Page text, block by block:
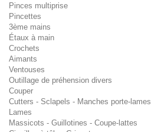
Pinces multiprise
Pincettes
3ème mains
Étaux à main
Crochets
Aimants
Ventouses
Outillage de préhension divers
Couper
Cutters - Sclapels - Manches porte-lames
Lames
Massicots - Guillotines - Coupe-lattes